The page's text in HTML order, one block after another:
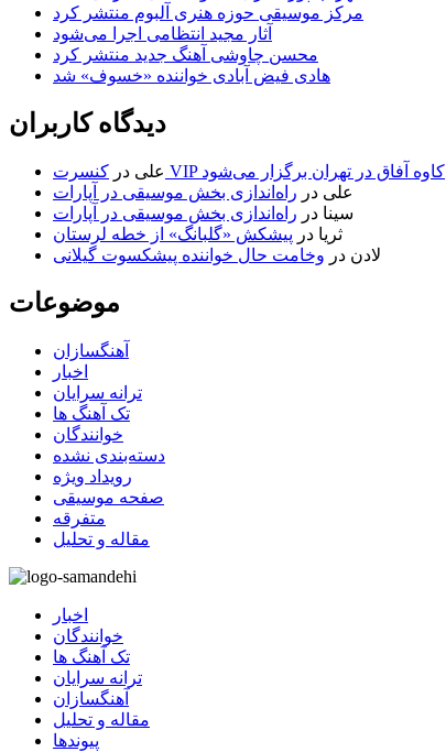
مرکز موسیقی حوزه هنری آلبوم منتشر کرد
آثار مجید انتظامی اجرا می‌شود
محسن چاوشی آهنگ جدید منتشر کرد
هادی فیض آبادی خواننده «خسوف» شد
دیدگاه کاربران
علی در
کنسرت VIP کاوه آفاق در تهران برگزار می‌شود
علی در راه‌اندازی بخش موسیقی در آپارات
سینا در راه‌اندازی بخش موسیقی در آپارات
ثریا در پیشکش «گلبانگ» از خطه لرستان
لادن در وخامت حال خواننده پیشکسوت گیلانی
موضوعات
آهنگسازان
اخبار
ترانه سرایان
تک آهنگ ها
خوانندگان
دسته‌بندی نشده
رویداد ویژه
صفحه موسیقی
متفرقه
مقاله و تحلیل
اخبار
خوانندگان
تک آهنگ ها
ترانه سرایان
آهنگسازان
مقاله و تحلیل
پیوندها